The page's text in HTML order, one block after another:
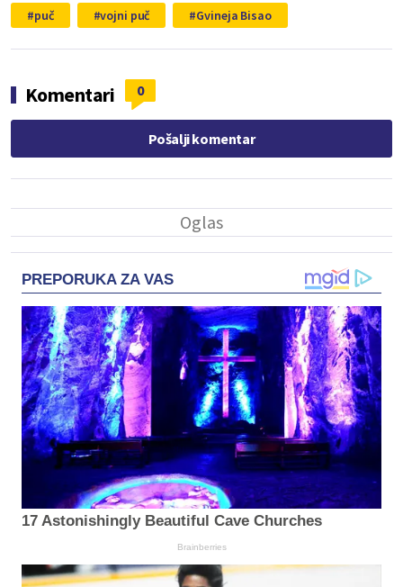
puč vojni puč Gvineja Bisao
Komentari 0
Pošalji komentar
PREPORUKA ZA VAS
17 Astonishingly Beautiful Cave Churches
Brainberries